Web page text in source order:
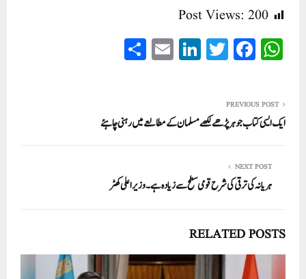
Post Views: 200
W
ha
A
pp
Fa
ce
ok
T
wi
r
Li
nk
In
E
m
PREVIOUS POST
ایک ایسی کتاب جو ہر پڑھے لکھے مسلمان کے مطالعے میں رہنی چاہئے
NEXT POST
ہریانہ کی ترقی کی شرح قومی سطح سے زیادہ ہے۔ وزیراعلی کھٹر
RELATED POSTS